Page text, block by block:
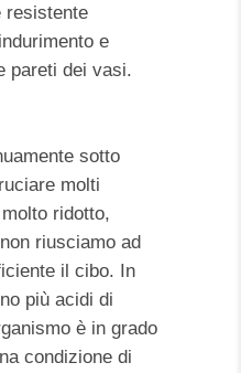
resistente
e
pareti dei vasi.
sotto
molti
ridotto,
riusciamo ad
il cibo. In
più acidi di
è in grado
condizione di